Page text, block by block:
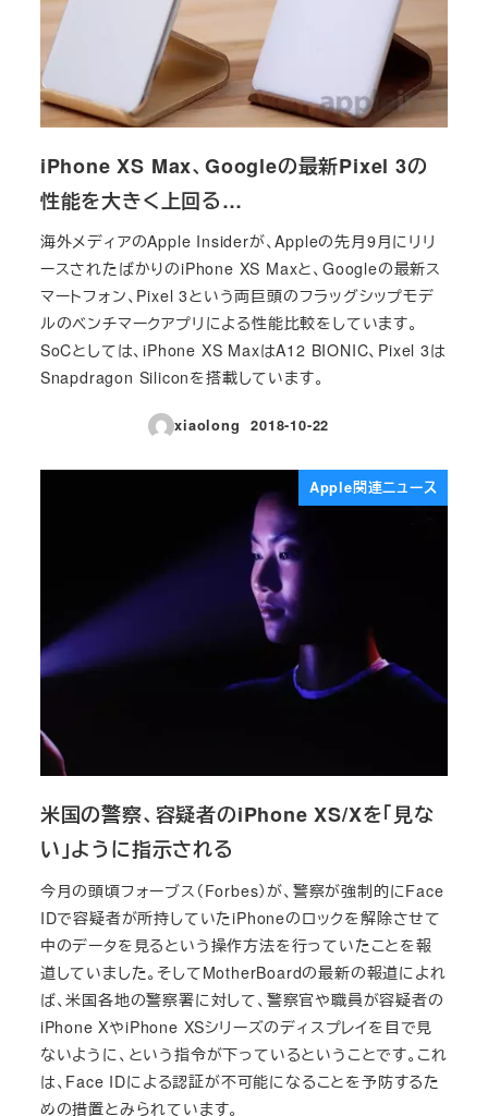
iPhone XS Max、Googleの最新Pixel 3の
性能を大きく上回る…
海外メディアのApple Insiderが、Appleの先月9月にリリ
ースされたばかりのiPhone XS Maxと、Googleの最新ス
マートフォン、Pixel 3という両巨頭のフラッグシップモデ
ルのベンチマークアプリによる性能比較をしています。
SoCとしては、iPhone XS MaxはA12 BIONIC、Pixel 3は
Snapdragon Siliconを搭載しています。
xiaolong
投稿日
2018-10-22
Apple関連ニュース
米国の警察、容疑者のiPhone XS/Xを「見な
い」ように指示される
今月の頭頃フォーブス（Forbes）が、警察が強制的にFace
IDで容疑者が所持していたiPhoneのロックを解除させて
中のデータを見るという操作方法を行っていたことを報
道していました。そしてMotherBoardの最新の報道によれ
ば、米国各地の警察署に対して、警察官や職員が容疑者の
iPhone XやiPhone XSシリーズのディスプレイを目で見
ないように、という指令が下っているということです。これ
は、Face IDによる認証が不可能になることを予防するた
めの措置とみられています。